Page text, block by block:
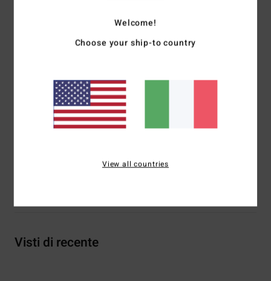
Recycled polyester blend fabric
Lining:Fully lined front and back
Branding:logo embroidery.
Composizione[Main Fabric] 91% Recycled Polyester / 9%
Visti di recente
Welcome!
Choose your ship-to country
View all countries